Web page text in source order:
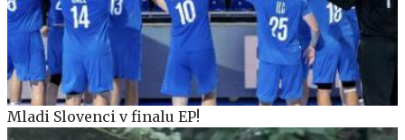
Mladi Slovenci v finalu EP!